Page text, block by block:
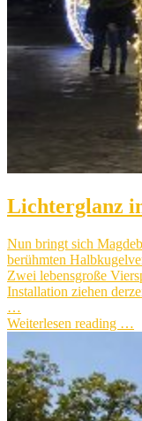
Lichterglanz
Nun bringt sich
berühmten
Zwei lebensgroße
Installation ziehen
…
Weiterlesen reading …